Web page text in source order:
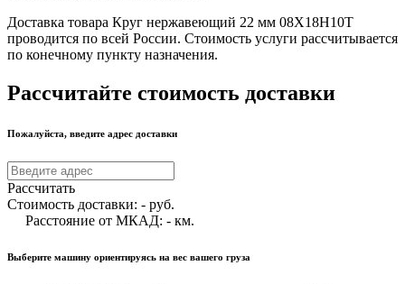
Доставка товара Круг нержавеющий 22 мм 08Х18Н10Т
проводится по всей России. Стоимость услуги рассчитывается
по конечному пункту назначения.
Рассчитайте стоимость доставки
Пожалуйста, введите адрес доставки
Рассчитать
Стоимость доставки: - руб.
Расстояние от МКАД: - км.
Выберите машину ориентируясь на вес вашего груза